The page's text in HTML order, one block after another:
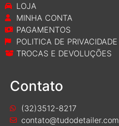
LOJA
MINHA CONTA
PAGAMENTOS
POLITICA DE PRIVACIDADE
TROCAS E DEVOLUÇÕES
Contato
(32)3512-8217
contato@tudodetailer.com